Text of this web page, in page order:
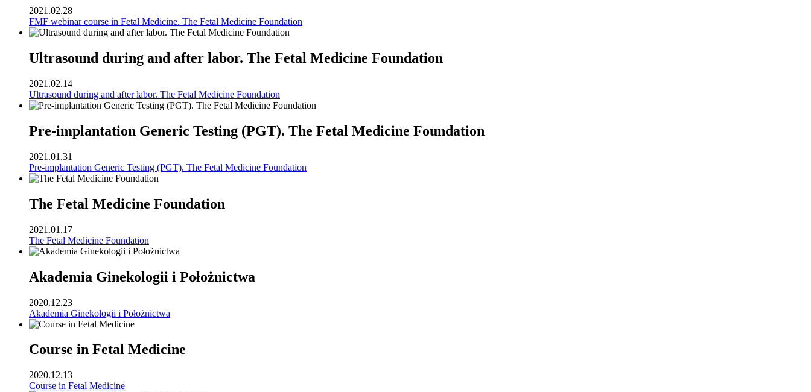
2021.02.28
FMF webinar course in Fetal Medicine. The Fetal Medicine Foundation
Ultrasound during and after labor. The Fetal Medicine Foundation
2021.02.14
Ultrasound during and after labor. The Fetal Medicine Foundation
Pre-implantation Generic Testing (PGT). The Fetal Medicine Foundation
2021.01.31
Pre-implantation Generic Testing (PGT). The Fetal Medicine Foundation
The Fetal Medicine Foundation
2021.01.17
The Fetal Medicine Foundation
Akademia Ginekologii i Położnictwa
2020.12.23
Akademia Ginekologii i Położnictwa
Course in Fetal Medicine
2020.12.13
Course in Fetal Medicine